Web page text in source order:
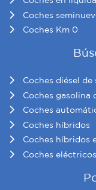
sociales y analizar
información sobre
nuestros partners
que les haya
Coches
Coches Km 0
Coches diésel
Coches gasolina
Coches
Coches híbridos
Coches híbridos
Coches eléctricos